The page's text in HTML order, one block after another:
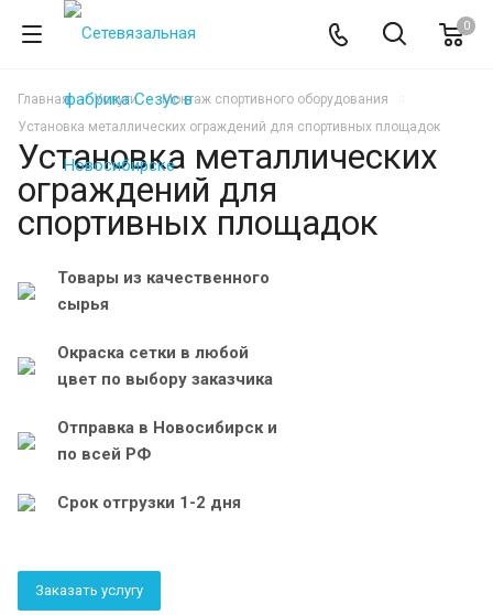
0
Главная Услуги
Монтаж спортивного оборудования
Установка металлических ограждений для спортивных площадок
Установка металлических
ограждений для
спортивных площадок
Товары из качественного
сырья
Окраска сетки в любой
цвет по выбору заказчика
Отправка в Новосибирск и
по всей РФ
Срок отгрузки 1-2 дня
Заказать услугу